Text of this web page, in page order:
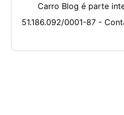
Carro Blog é parte
51.186.092/0001-87 -